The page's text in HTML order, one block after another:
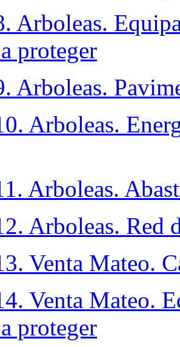
Arboleas.
proteger
Arboleas.
Arboleas.
Arboleas.
Arboleas. Red
Venta Mateo.
Venta Mateo.
proteger